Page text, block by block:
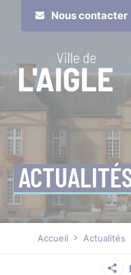
Nous contacter
Accueil Actualités
Cookies management